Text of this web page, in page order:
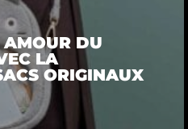
DU
LA
ORIGINAUX